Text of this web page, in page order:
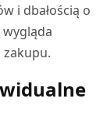
i dbałością o
wygląda
zakupu.